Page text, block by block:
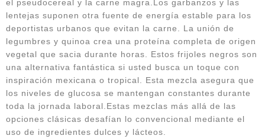
el pseudocereal y la carne magra.Los garbanzos y las
lentejas suponen otra fuente de energía estable para los
deportistas urbanos que evitan la carne. La unión de
legumbres y quinoa crea una proteína completa de origen
vegetal que sacia durante horas. Estos frijoles negros son
una alternativa fantástica si usted busca un toque con
inspiración mexicana o tropical. Esta mezcla asegura que
los niveles de glucosa se mantengan constantes durante
toda la jornada laboral.Estas mezclas más allá de las
opciones clásicas desafían lo convencional mediante el
uso de ingredientes dulces y lácteos.